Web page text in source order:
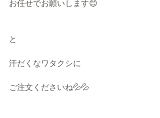
お任せでお願いします😊
と
汗だくなワタクシに
ご注文くださいね💦💦